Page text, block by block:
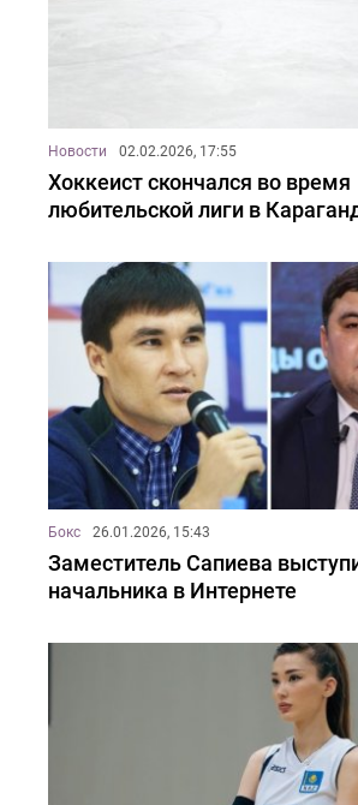
Новости 02.02.2026, 17:55
Хоккеист скончался во время
любительской лиги в
Бокс 26.01.2026, 15:43
Заместитель Сапиева
начальника в Интернете